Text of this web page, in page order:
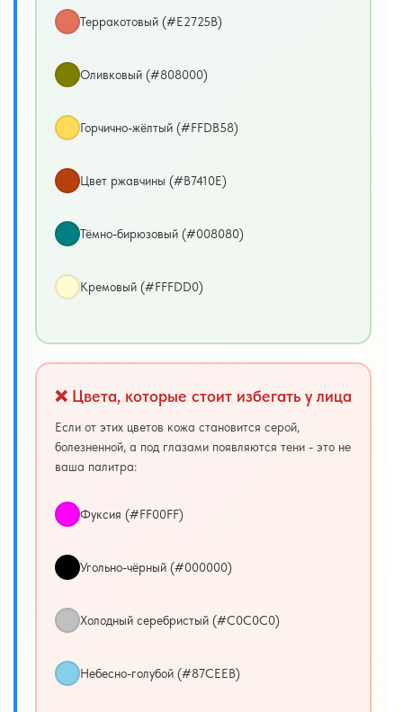
Терракотовый (#E2725B)
Оливковый (#808000)
Горчично-жёлтый (#FFDB58)
Цвет ржавчины (#B7410E)
Тёмно-бирюзовый (#008080)
Кремовый (#FFFDD0)
❌ Цвета, которые стоит избегать у лица
Если от этих цветов кожа становится серой,
болезненной, а под глазами появляются тени - это не
ваша палитра:
Фуксия (#FF00FF)
Угольно-чёрный (#000000)
Холодный серебристый (#C0C0C0)
Небесно-голубой (#87CEEB)